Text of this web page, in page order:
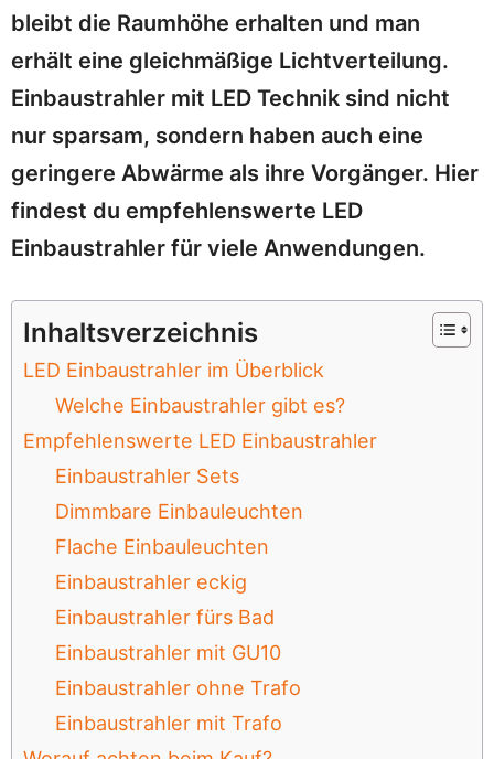
bleibt die Raumhöhe erhalten und man
erhält eine gleichmäßige Lichtverteilung.
Einbaustrahler mit LED Technik sind nicht
nur sparsam, sondern haben auch eine
geringere Abwärme als ihre Vorgänger. Hier
findest du empfehlenswerte LED
Einbaustrahler für viele Anwendungen.
Inhaltsverzeichnis
LED Einbaustrahler im Überblick
Welche Einbaustrahler gibt es?
Empfehlenswerte LED Einbaustrahler
Einbaustrahler Sets
Dimmbare Einbauleuchten
Flache Einbauleuchten
Einbaustrahler eckig
Einbaustrahler fürs Bad
Einbaustrahler mit GU10
Einbaustrahler ohne Trafo
Einbaustrahler mit Trafo